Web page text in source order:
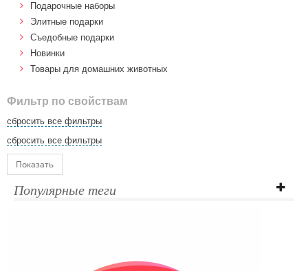
Подарочные наборы
Элитные подарки
Cъедобные подарки
Новинки
Товары для домашних животных
Фильтр по свойствам
сбросить все фильтры
сбросить все фильтры
Показать
Популярные теги